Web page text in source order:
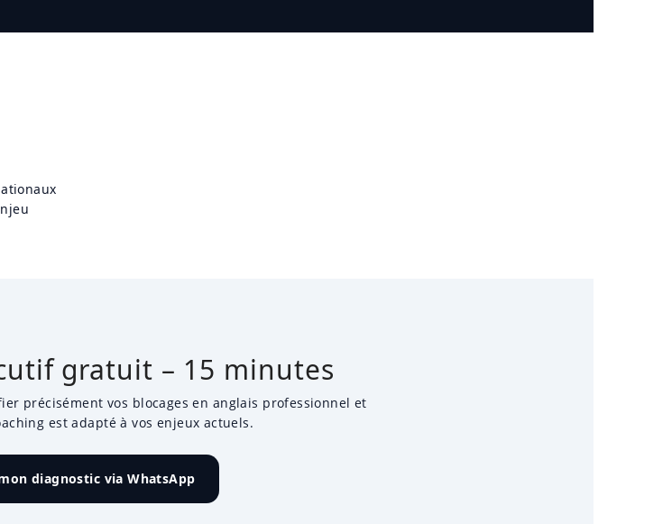
gratuit – 15 minutes
précisément vos blocages en anglais professionnel et
est adapté à vos enjeux actuels.
diagnostic via WhatsApp